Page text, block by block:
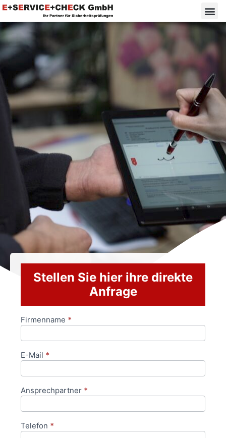
Stellen Sie hier ihre direkte
Anfrage
Anfrageformular
Firmenname *
E-Mail *
Ansprechpartner *
Telefon *